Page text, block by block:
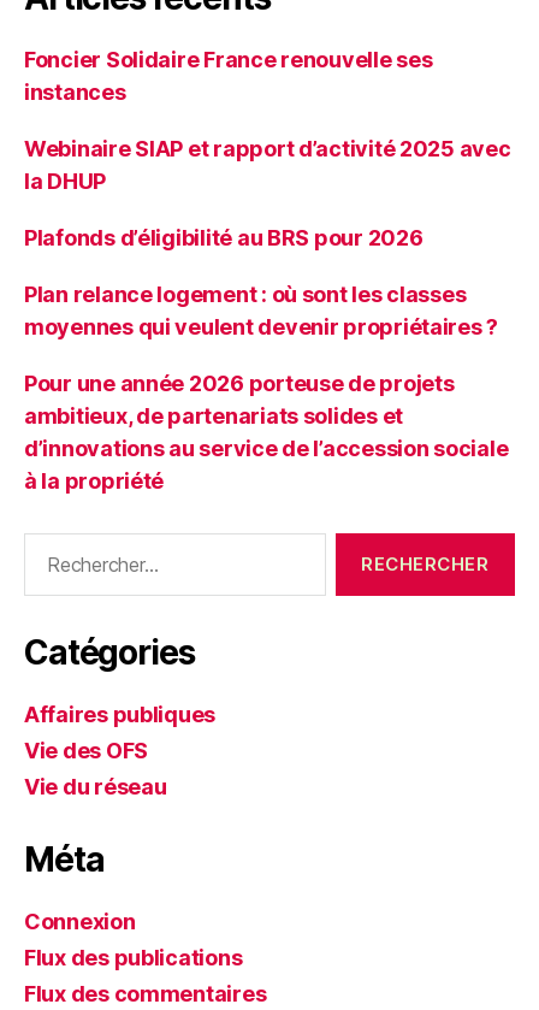
Foncier Solidaire France renouvelle ses
instances
Webinaire SIAP et rapport d’activité 2025 avec
la DHUP
Plafonds d’éligibilité au BRS pour 2026
Plan relance logement : où sont les classes
moyennes qui veulent devenir propriétaires ?
Pour une année 2026 porteuse de projets
ambitieux, de partenariats solides et
d’innovations au service de l’accession sociale
à la propriété
Catégories
Affaires publiques
Vie des OFS
Vie du réseau
Méta
Connexion
Flux des publications
Flux des commentaires